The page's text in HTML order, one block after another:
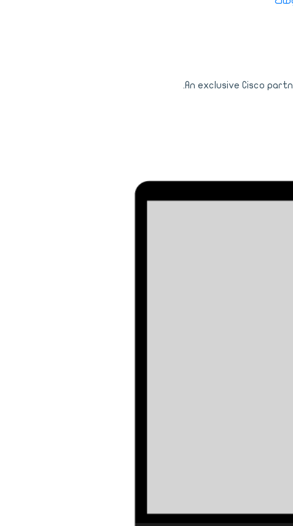
An exclusive Cisco